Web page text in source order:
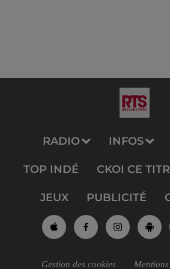
RADIO INFOS
TOP INDÉ CKOI CE
JEUX PUBLICITÉ
Gestion des cookies